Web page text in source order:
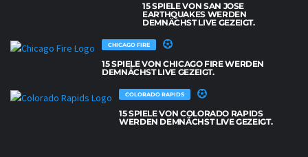
15 SPIELE VON SAN JOSE
EARTHQUAKES WERDEN
DEMNÄCHST LIVE GEZEIGT.
CHICAGO FIRE
15 SPIELE VON CHICAGO FIRE WERDEN
DEMNÄCHST LIVE GEZEIGT.
COLORADO RAPIDS
15 SPIELE VON COLORADO RAPIDS
WERDEN DEMNÄCHST LIVE GEZEIGT.